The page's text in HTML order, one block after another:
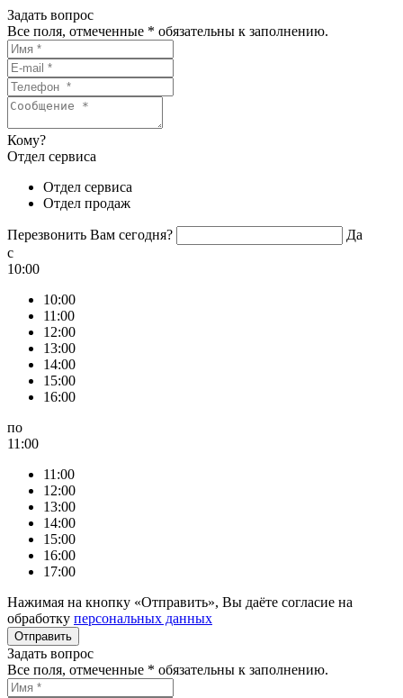
Задать вопрос
Все поля, отмеченные * обязательны к заполнению.
Кому?
Отдел сервиса
Отдел сервиса
Отдел продаж
Перезвонить Вам сегодня?
Да
c
10:00
10:00
11:00
12:00
13:00
14:00
15:00
16:00
по
11:00
11:00
12:00
13:00
14:00
15:00
16:00
17:00
Нажимая на кнопку «Отправить», Вы даёте согласие на
обработку персональных данных
Задать вопрос
Все поля, отмеченные * обязательны к заполнению.